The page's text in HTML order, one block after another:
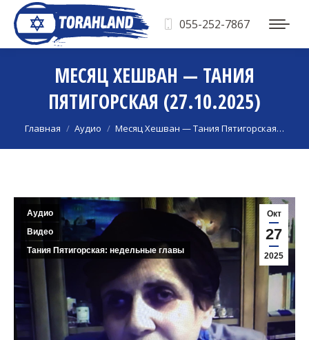
055-252-7867
МЕСЯЦ ХЕШВАН — ТАНИЯ
ПЯТИГОРСКАЯ (27.10.2025)
Вы здесь:
Главная Аудио Месяц Хешван — Тания Пятигорская…
Окт
27
2025
Аудио
Видео
Тания Пятигорская: недельные главы